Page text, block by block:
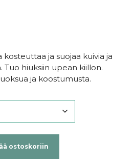
kosteuttaa ja suojaa kuivia ja
Tuo hiuksiin upean kiillon.
ja koostumusta.
ostoskoriin